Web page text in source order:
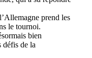
prend les
le tournoi.
bien
défis de la